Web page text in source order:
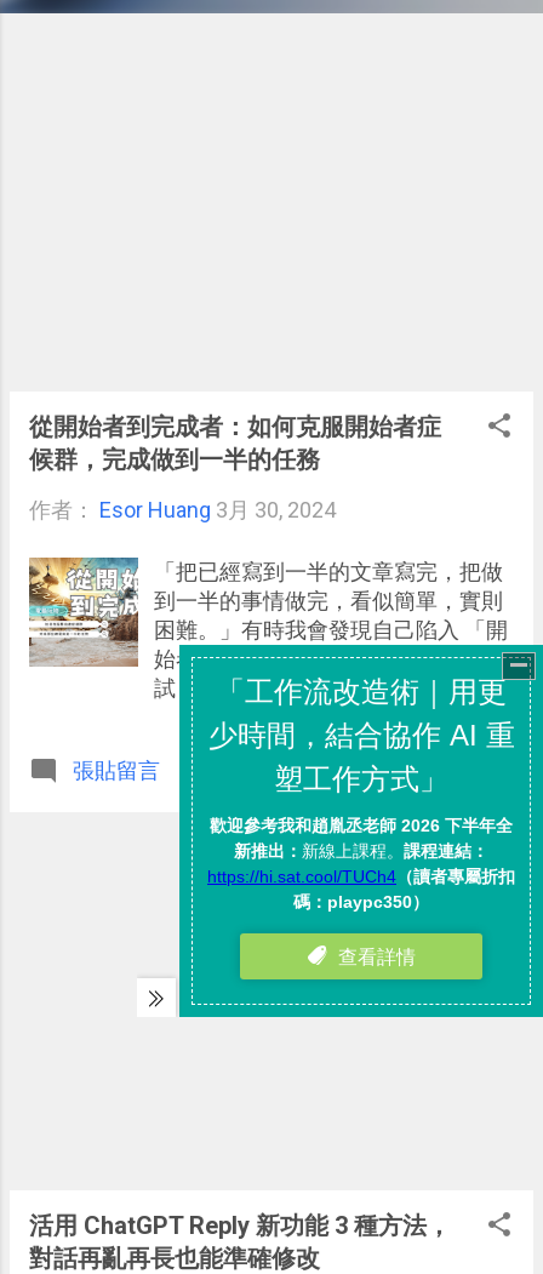
從開始者到完成者：如何克服開始者症
候群，完成做到一半的任務
作者： Esor Huang 3月 30, 2024
「把已經寫到一半的文章寫完，把做
到一半的事情做完，看似簡單，實則
困難。」有時我會發現自己陷入 「開
始者症候群」 ，很容易開始新鮮的嘗
試，更容易因為遇到挑戰與難關就暫
停，然後，繼續開始其他新的嘗試。
某些時刻，「好像」多一點新鮮的體
驗，是幫助自己擴展視野、突破想法
窠臼。
張貼留言 ........................繼續閱讀全文內容
活用 ChatGPT Reply 新功能 3 種方法，
對話再亂再長也能準確修改